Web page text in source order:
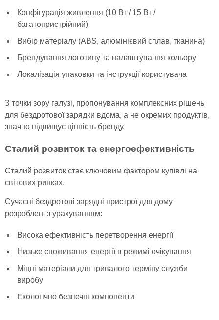
Конфігурація живлення (10 Вт / 15 Вт /
багатопристрійний)
Вибір матеріалу (ABS, алюмінієвий сплав, тканина)
Брендування логотипу та налаштування кольору
Локалізація упаковки та інструкції користувача
З точки зору галузі, пропонування комплексних рішень
для бездротової зарядки вдома, а не окремих продуктів,
значно підвищує цінність бренду.
Сталий розвиток та енергоефективність
Сталий розвиток стає ключовим фактором купівлі на
світових ринках.
Сучасні бездротові зарядні пристрої для дому
розроблені з урахуванням:
Висока ефективність перетворення енергії
Низьке споживання енергії в режимі очікування
Міцні матеріали для тривалого терміну служби
виробу
Екологічно безпечні компоненти